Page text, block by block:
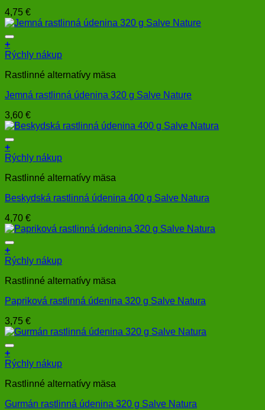
4,75 €
+
Rýchly nákup
Rastlinné alternatívy mäsa
Jemná rastlinná údenina 320 g Salve Nature
3,60 €
+
Rýchly nákup
Rastlinné alternatívy mäsa
Beskydská rastlinná údenina 400 g Salve Natura
4,70 €
+
Rýchly nákup
Rastlinné alternatívy mäsa
Papriková rastlinná údenina 320 g Salve Natura
3,75 €
+
Rýchly nákup
Rastlinné alternatívy mäsa
Gurmán rastlinná údenina 320 g Salve Natura